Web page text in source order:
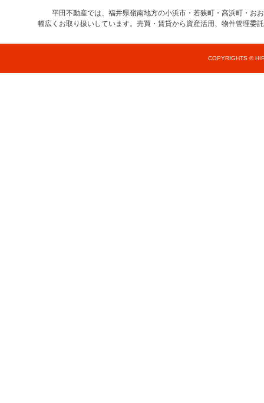
平田不動産では、福井県嶺南地方の小浜市・若狭町・高浜町・お
幅広くお取り扱いしています。売買・賃貸から資産活用、物件管理委
COPYRIGHTS ©